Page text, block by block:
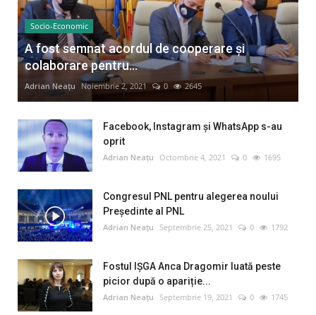
Socio-Economic
A fost semnat acordul de cooperare și
colaborare pentru...
Adrian Neațu Noiembrie 2, 2021 0 2645
Facebook, Instagram și WhatsApp s-au
oprit
Adrian Neațu Octombrie 4, 2021 0 1695
Congresul PNL pentru alegerea noului
Preşedinte al PNL
Adrian Neațu Septembrie 25, 2021 0 1792
Fostul IȘGA Anca Dragomir luată peste
picior după o apariție...
Adrian Neațu Septembrie 19, 2021 0 1745